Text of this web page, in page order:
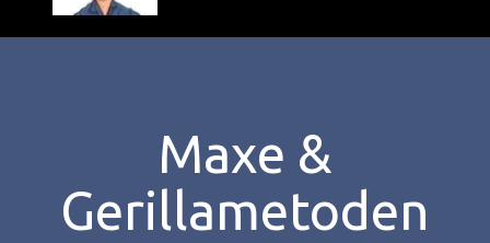
Maxe &
Gerillametoden